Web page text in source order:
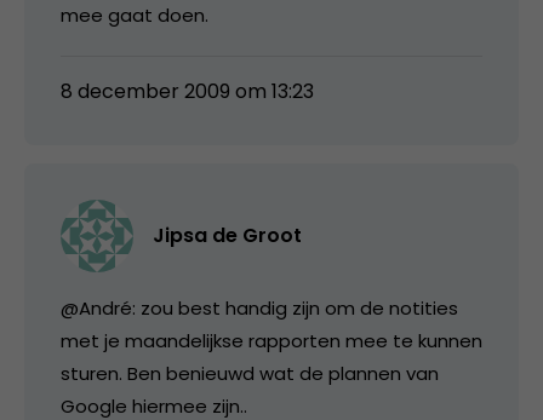
mee gaat doen.
8 december 2009 om 13:23
Jipsa de Groot
@André: zou best handig zijn om de notities
met je maandelijkse rapporten mee te kunnen
sturen. Ben benieuwd wat de plannen van
Google hiermee zijn..